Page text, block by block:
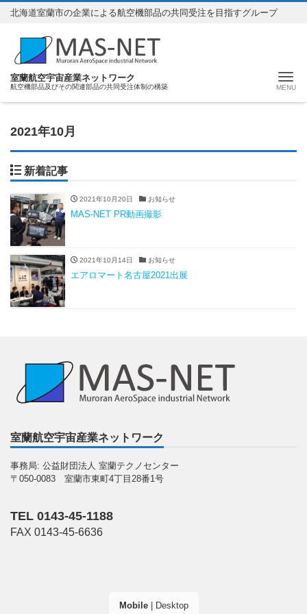
北海道室蘭市の企業による航空機部品の共同受注を目指すグループ
室蘭航空宇宙産業ネットワーク
航空機部品及びその関連部品の共同受注体制の構築
ナ
2021年10月
新着記事
2021年10月20日 お知らせ
MAS-NET PR動画撮影
2021年10月14日 お知らせ
エアロマート名古屋2021出展
室蘭航空宇宙産業ネットワーク
事務局: 公益財団法人 室蘭テクノセンター
〒050-0083 室蘭市東町4丁目28番1号
TEL 0143-45-1188
FAX 0143-45-6636
Mobile| Desktop